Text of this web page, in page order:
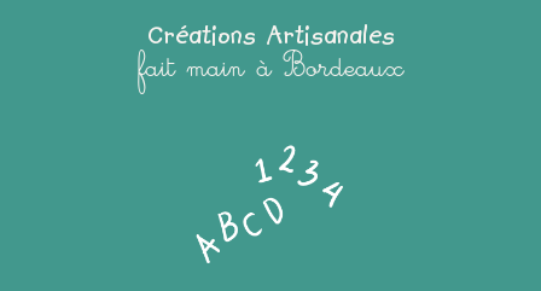
Créations Artisanales
fait main à Bordeaux